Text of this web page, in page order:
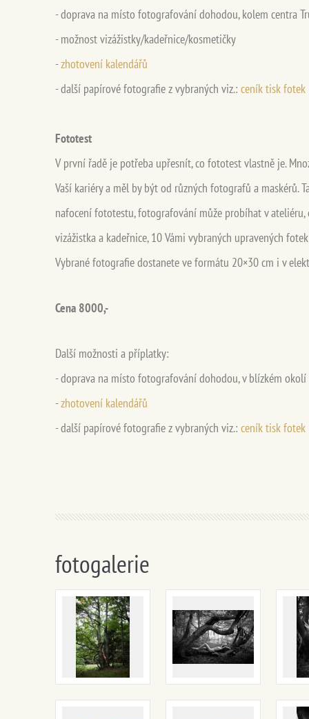
- doprava na místo fotografování dohodou, kolem centra
- možnost vizážistky/kadeřnice/kosmetičky
-zhotovení kalendářů
- další papírové fotografie z vybraných viz.: ceník tisk fotek
Fototest
V první řadě je potřeba upřesnít, co fototest vlastně je.
Vaší kariéry a měl by být od různých fotografů a maskérů.
nafocení fototestu, fotografování může probíhat v
vizážistka a kadeřnice, 10 Vámi vybraných upravených
Vybrané fotografie dostanete ve formátu 20×30 cm i v
Cena 8000,-
Další možnosti a příplatky:
- doprava na místo fotografování dohodou, v blízkém okolí
-zhotovení kalendářů
- další papírové fotografie z vybraných viz.: ceník tisk fotek
fotogalerie